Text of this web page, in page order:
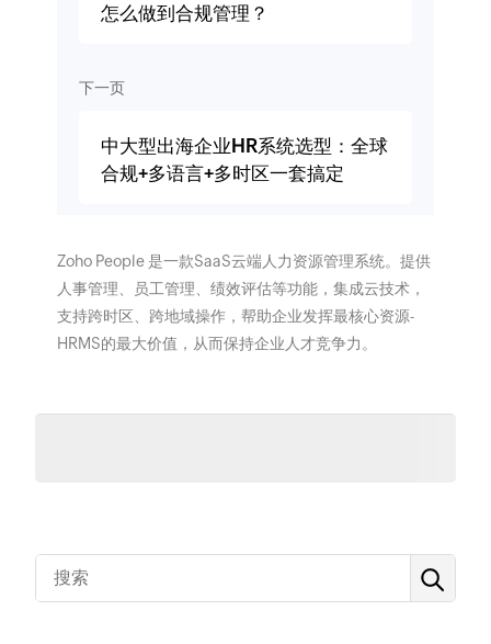
怎么做到合规管理？
下一页
中大型出海企业HR系统选型：全球
合规+多语言+多时区一套搞定
Zoho People 是一款SaaS云端人力资源管理系统。提供
人事管理、员工管理、绩效评估等功能，集成云技术，
支持跨时区、跨地域操作，帮助企业发挥最核心资源-
HRMS的最大价值，从而保持企业人才竞争力。